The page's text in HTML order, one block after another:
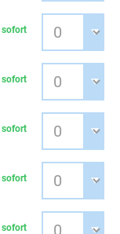
sofort
sofort
sofort
sofort
sofort